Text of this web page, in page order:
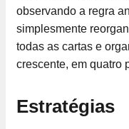
observando a regra
simplesmente
todas as cartas e
crescente, em quatro
Estratégias